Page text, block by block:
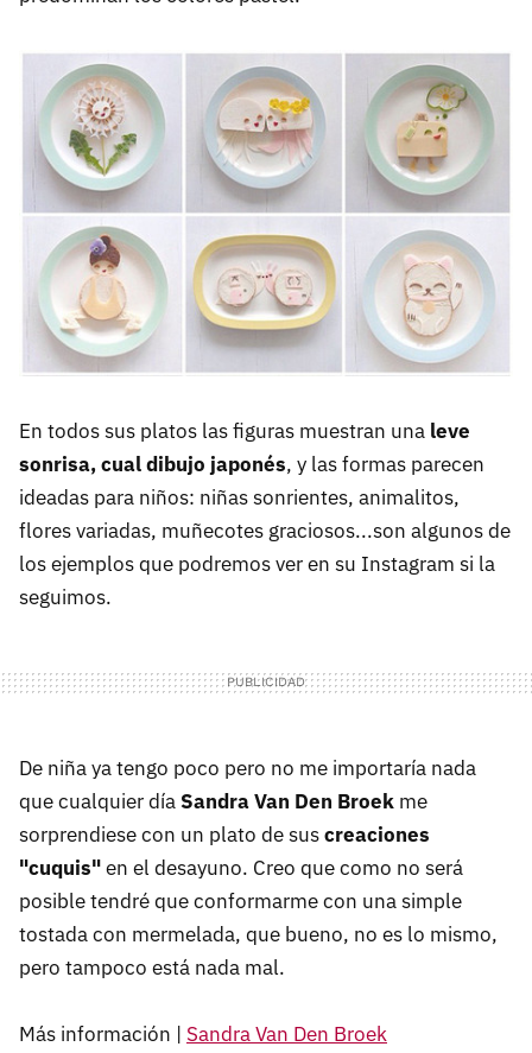
En todos sus platos las figuras muestran una leve
sonrisa, cual dibujo japonés, y las formas parecen
ideadas para niños: niñas sonrientes, animalitos,
flores variadas, muñecotes graciosos...son algunos de
los ejemplos que podremos ver en su Instagram si la
seguimos.
De niña ya tengo poco pero no me importaría nada
que cualquier día Sandra Van Den Broek me
sorprendiese con un plato de suscreaciones
"cuquis"en el desayuno. Creo que como no será
posible tendré que conformarme con una simple
tostada con mermelada, que bueno, no es lo mismo,
pero tampoco está nada mal.
Más información | Sandra Van Den Broek